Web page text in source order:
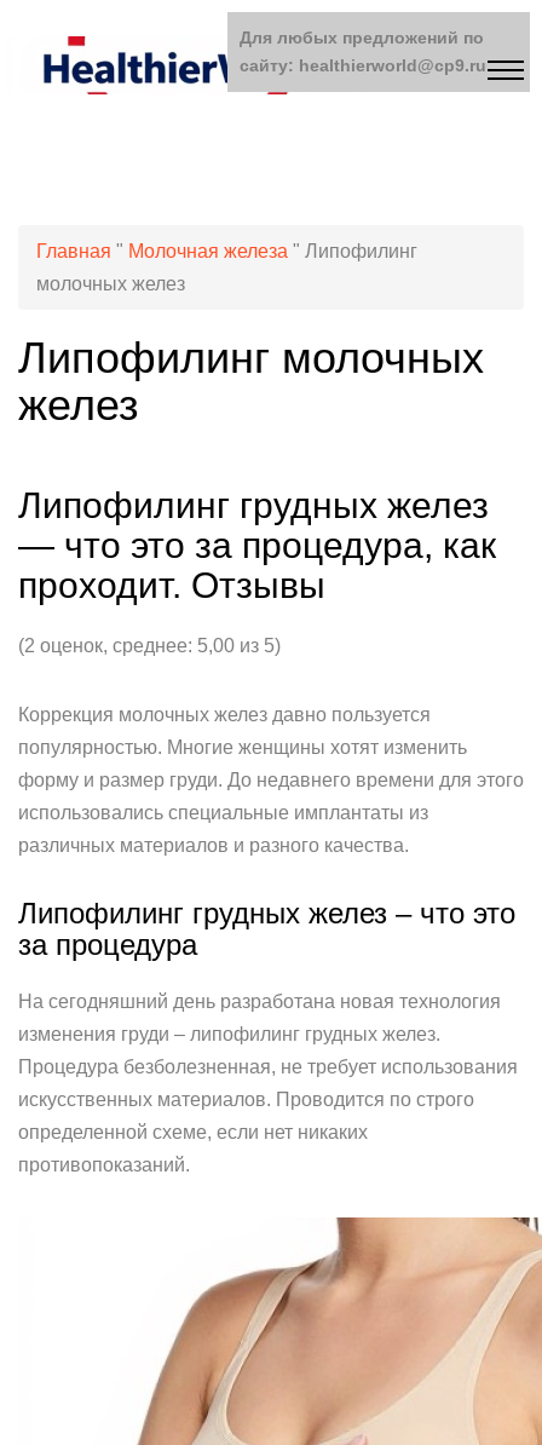
Главная " Молочная железа " Липофилинг
молочных желез
Липофилинг молочных
желез
Липофилинг грудных желез
— что это за процедура, как
проходит. Отзывы
(2 оценок, среднее: 5,00 из 5)
Коррекция молочных желез давно пользуется
популярностью. Многие женщины хотят изменить
форму и размер груди. До недавнего времени для этого
использовались специальные имплантаты из
различных материалов и разного качества.
Липофилинг грудных желез – что это
за процедура
На сегодняшний день разработана новая технология
изменения груди – липофилинг грудных желез.
Процедура безболезненная, не требует использования
искусственных материалов. Проводится по строго
определенной схеме, если нет никаких
противопоказаний.
Для любых предложений по
сайту: healthierworld@cp9.ru